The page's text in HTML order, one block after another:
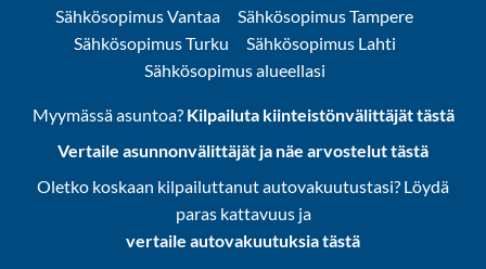
Sähkösopimus Vantaa
Sähkösopimus Tampere
Sähkösopimus Turku
Sähkösopimus Lahti
Sähkösopimus alueellasi
Myymässä asuntoa? Kilpailuta kiinteistönvälittäjät tästä
Vertaile asunnonvälittäjät ja näe arvostelut tästä
Oletko koskaan kilpailuttanut autovakuutustasi? Löydä
paras kattavuus ja
vertaile autovakuutuksia tästä